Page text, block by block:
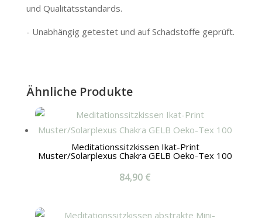
und Qualitätsstandards.
- Unabhängig getestet und auf Schadstoﬀe geprüft.
Ähnliche Produkte
Meditationssitzkissen Ikat-Print
Muster/Solarplexus Chakra GELB Oeko-Tex 100
84,90 €